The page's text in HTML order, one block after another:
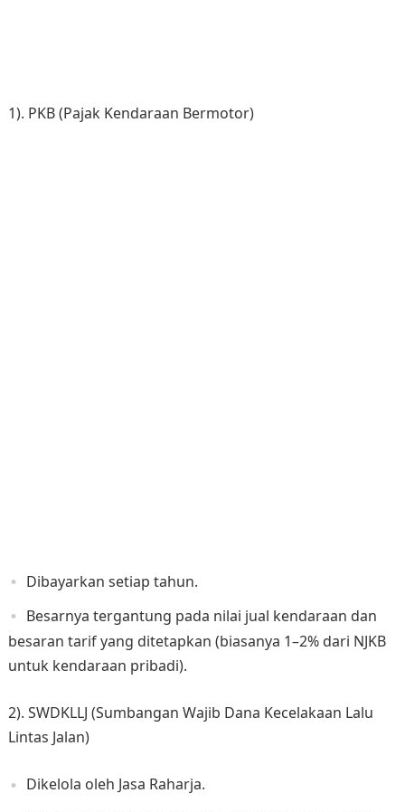
1). PKB (Pajak Kendaraan Bermotor)
Dibayarkan setiap tahun.
Besarnya tergantung pada nilai jual kendaraan dan
besaran tarif yang ditetapkan (biasanya 1–2% dari NJKB
untuk kendaraan pribadi).
2). SWDKLLJ (Sumbangan Wajib Dana Kecelakaan Lalu
Lintas Jalan)
Dikelola oleh Jasa Raharja.